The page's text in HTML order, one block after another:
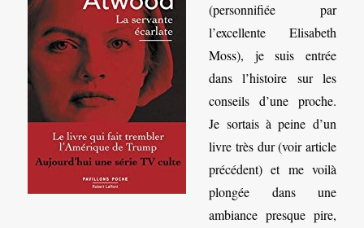
(personnifiée par
l’excellente Elisabeth
Moss), je suis entrée
dans l’histoire sur les
conseils d’une proche.
Je sortais à peine d’un
livre très dur (voir article
précédent) et me voilà
plongée dans une
ambiance presque pire,